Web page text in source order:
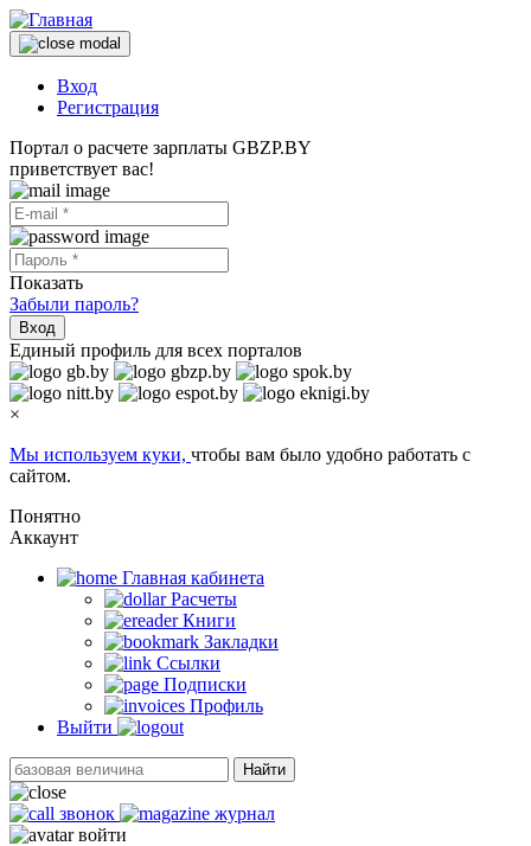
Вход
Регистрация
Портал о расчете зарплаты GBZP.BY
приветствует вас!
Показать
Забыли пароль?
Вход
Единый профиль для всех порталов
×
Мы используем куки, чтобы вам было удобно работать с
сайтом.
Понятно
Аккаунт
Главная кабинетa
Расчеты
Книги
Закладки
Ссылки
Подписки
Профиль
Выйти
Найти
звонок
журнал
войти